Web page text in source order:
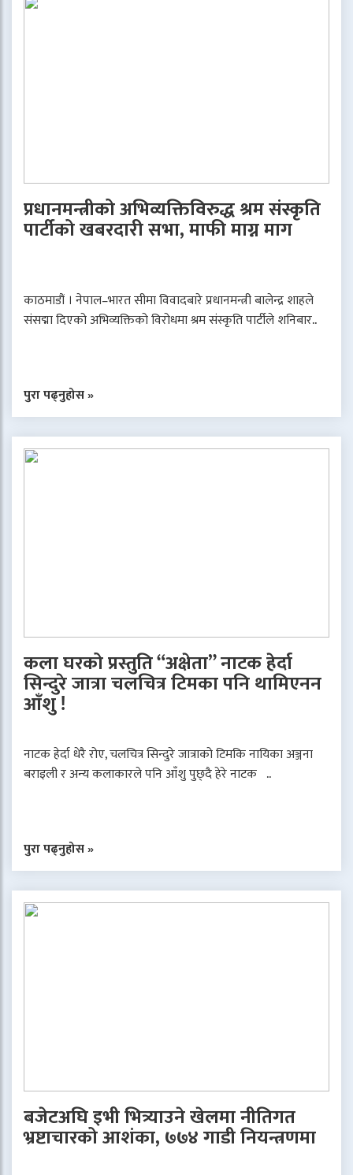
प्रधानमन्त्रीको अभिव्यक्तिविरुद्ध श्रम संस्कृति
पार्टीको खबरदारी सभा, माफी माग्न माग
काठमाडौं । नेपाल–भारत सीमा विवादबारे प्रधानमन्त्री बालेन्द्र शाहले
संसद्मा दिएको अभिव्यक्तिको विरोधमा श्रम संस्कृति पार्टीले शनिबार..
पुरा पढ्नुहोस »
कला घरको प्रस्तुति “अक्षेता” नाटक हेर्दा
सिन्दुरे जात्रा चलचित्र टिमका पनि थामिएनन
आँशु !
नाटक हेर्दा धेरै रोए, चलचित्र सिन्दुरे जात्राको टिमकि नायिका अञ्जना
बराइली र अन्य कलाकारले पनि आँशु पुछ्दै हेरे नाटक ..
पुरा पढ्नुहोस »
बजेटअघि इभी भित्र्याउने खेलमा नीतिगत
भ्रष्टाचारको आशंका, ७७४ गाडी नियन्त्रणमा